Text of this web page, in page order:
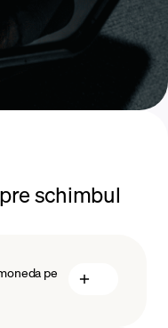
schimbul
pe